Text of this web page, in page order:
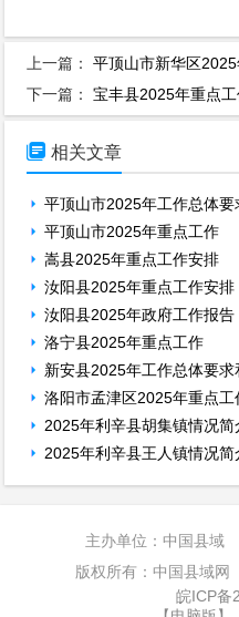
上一篇：平顶山市新华区
下一篇：宝丰县2025年重点
 相关文章
平顶山市2025年工作总体
平顶山市2025年重点工作
嵩县2025年重点工作安排
汝阳县2025年重点工作安排
汝阳县2025年政府工作报告
洛宁县2025年重点工作
新安县2025年工作总体要求
洛阳市孟津区2025年重点工
2025年利辛县胡集镇情况简
2025年利辛县王人镇情况简
主办单位：中国县域
版权所有：中国县域
皖ICP备